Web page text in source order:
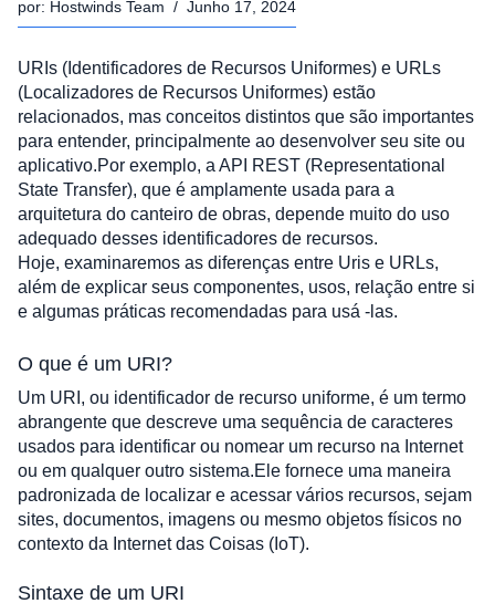
por: Hostwinds Team / Junho 17, 2024
URIs (Identificadores de Recursos Uniformes) e URLs
(Localizadores de Recursos Uniformes) estão
relacionados, mas conceitos distintos que são importantes
para entender, principalmente ao desenvolver seu site ou
aplicativo.Por exemplo, a API REST (Representational
State Transfer), que é amplamente usada para a
arquitetura do canteiro de obras, depende muito do uso
adequado desses identificadores de recursos.
Hoje, examinaremos as diferenças entre Uris e URLs,
além de explicar seus componentes, usos, relação entre si
e algumas práticas recomendadas para usá -las.
O que é um URI?
Um URI, ou identificador de recurso uniforme, é um termo
abrangente que descreve uma sequência de caracteres
usados ​​para identificar ou nomear um recurso na Internet
ou em qualquer outro sistema.Ele fornece uma maneira
padronizada de localizar e acessar vários recursos, sejam
sites, documentos, imagens ou mesmo objetos físicos no
contexto da Internet das Coisas (IoT).
Sintaxe de um URI